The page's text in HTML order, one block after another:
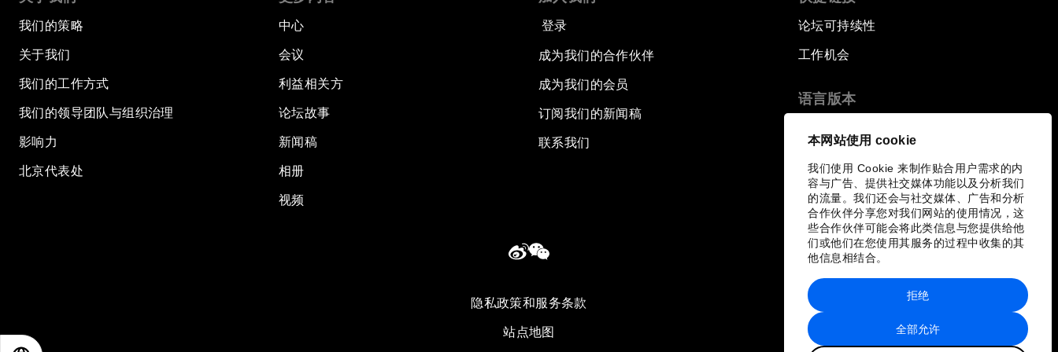
本网站使用 cookie
我们使用 Cookie 来制作贴合用户需求的内
容与广告、提供社交媒体功能以及分析我们
的流量。我们还会与社交媒体、广告和分析
合作伙伴分享您对我们网站的使用情况，这
些合作伙伴可能会将此类信息与您提供给他
们或他们在您使用其服务的过程中收集的其
他信息相结合。
全部允许
拒绝
我们的策略
关于我们
我们的工作方式
我们的领导团队与组织治理
影响力
北京代表处
中心
会议
利益相关方
论坛故事
新闻稿
相册
视频
登录
成为我们的合作伙伴
成为我们的会员
订阅我们的新闻稿
联系我们
论坛可持续性
工作机会
语言版本
隐私政策和服务条款
站点地图